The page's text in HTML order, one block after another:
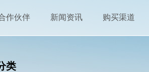
作伙伴 新闻资讯 购买渠道
类